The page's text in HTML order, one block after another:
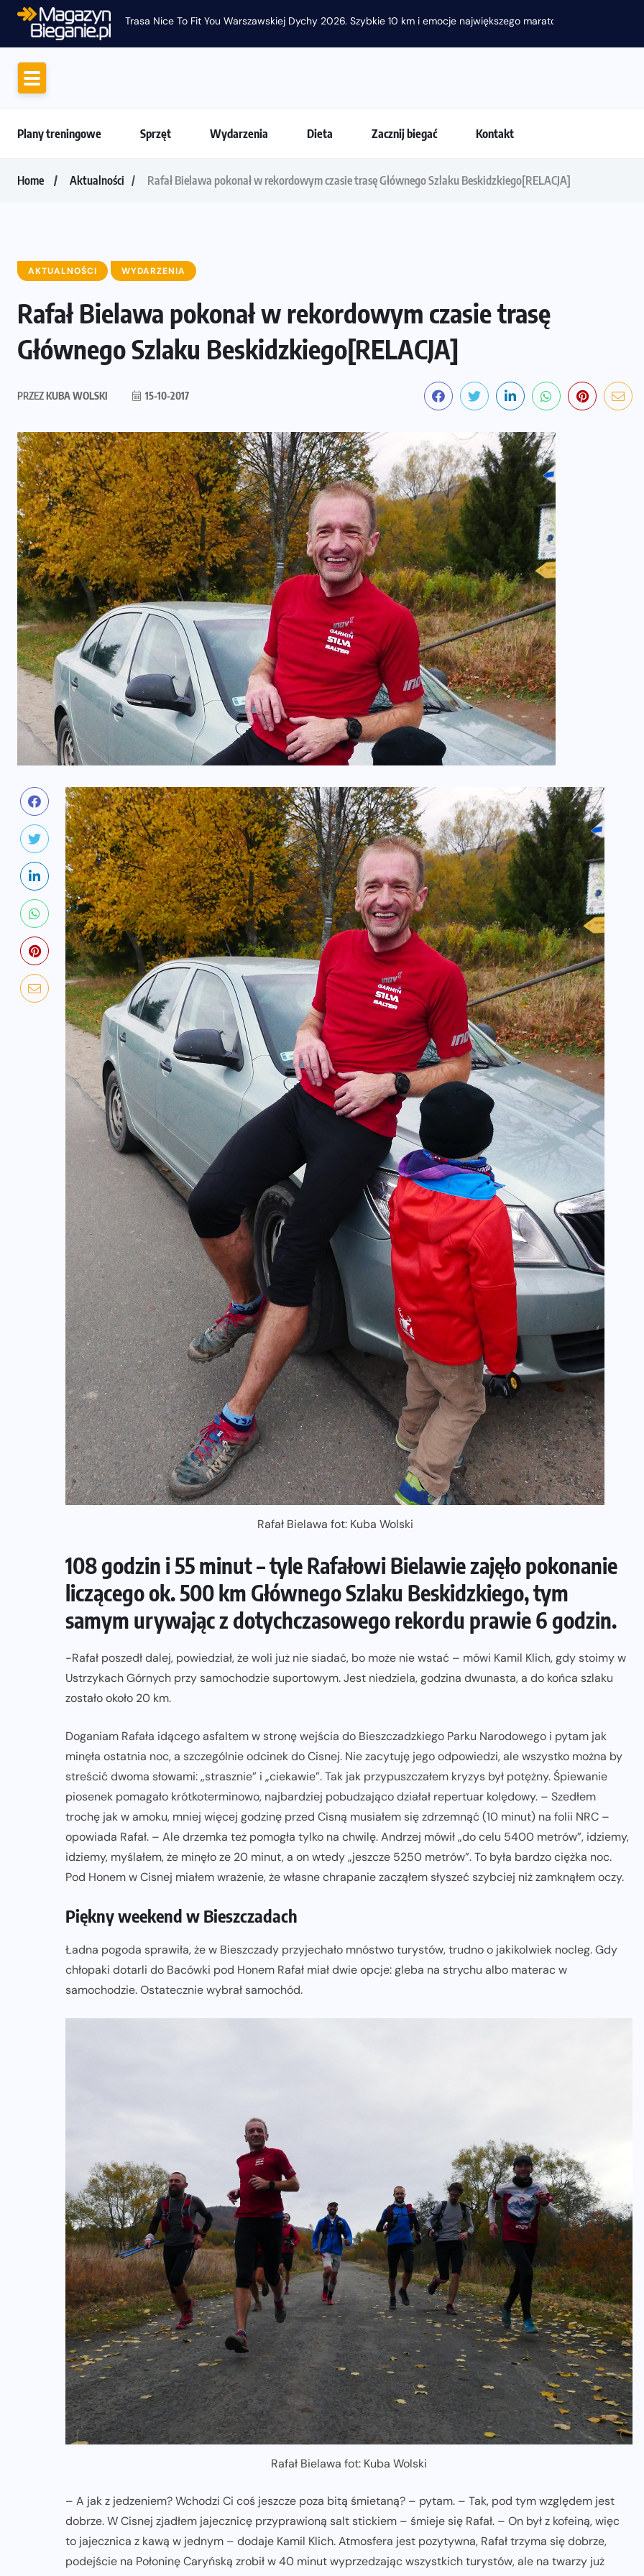
Trasa Nice To Fit You Warszawskiej Dychy 2026. Szybkie 10 km i emocje największego maratonu w...
Plany treningowe Sprzęt Wydarzenia Dieta Zacznij biegać Kontakt
Home Aktualności Rafał Bielawa pokonał w rekordowym czasie trasę Głównego Szlaku Beskidzkiego[RELACJA]
AKTUALNOŚCI WYDARZENIA
Rafał Bielawa pokonał w rekordowym czasie trasę
Głównego Szlaku Beskidzkiego[RELACJA]
PRZEZKUBA WOLSKI 15-10-2017
Rafał Bielawa fot: Kuba Wolski
108 godzin i 55 minut – tyle Rafałowi Bielawie zajęło pokonanie
liczącego ok. 500 km Głównego Szlaku Beskidzkiego, tym
samym urywając z dotychczasowego rekordu prawie 6 godzin.
-Rafał poszedł dalej, powiedział, że woli już nie siadać, bo może nie wstać – mówi Kamil Klich, gdy stoimy w
Ustrzykach Górnych przy samochodzie suportowym. Jest niedziela, godzina dwunasta, a do końca szlaku
zostało około 20 km.
Doganiam Rafała idącego asfaltem w stronę wejścia do Bieszczadzkiego Parku Narodowego i pytam jak
minęła ostatnia noc, a szczególnie odcinek do Cisnej. Nie zacytuję jego odpowiedzi, ale wszystko można by
streścić dwoma słowami: „strasznie” i „ciekawie”. Tak jak przypuszczałem kryzys był potężny. Śpiewanie
piosenek pomagało krótkoterminowo, najbardziej pobudzająco działał repertuar kolędowy. – Szedłem
trochę jak w amoku, mniej więcej godzinę przed Cisną musiałem się zdrzemnąć (10 minut) na folii NRC –
opowiada Rafał. – Ale drzemka też pomogła tylko na chwilę. Andrzej mówił „do celu 5400 metrów”, idziemy,
idziemy, myślałem, że minęło ze 20 minut, a on wtedy „jeszcze 5250 metrów”. To była bardzo ciężka noc.
Pod Honem w Cisnej miałem wrażenie, że własne chrapanie zacząłem słyszeć szybciej niż zamknąłem oczy.
Piękny weekend w Bieszczadach
Ładna pogoda sprawiła, że w Bieszczady przyjechało mnóstwo turystów, trudno o jakikolwiek nocleg. Gdy
chłopaki dotarli do Bacówki pod Honem Rafał miał dwie opcje: gleba na strychu albo materac w
samochodzie. Ostatecznie wybrał samochód.
Rafał Bielawa fot: Kuba Wolski
– A jak z jedzeniem? Wchodzi Ci coś jeszcze poza bitą śmietaną? – pytam. – Tak, pod tym względem jest
dobrze. W Cisnej zjadłem jajecznicę przyprawioną salt stickiem – śmieje się Rafał. – On był z kofeiną, więc
to jajecznica z kawą w jednym – dodaje Kamil Klich. Atmosfera jest pozytywna, Rafał trzyma się dobrze,
podejście na Połoninę Caryńską zrobił w 40 minut wyprzedzając wszystkich turystów, ale na twarzy już
NADCHODZĄCE IMPREZY WYDARZENIA
ZAPOWIEDZI IMPREZ
XV DAMAK Tarczyn Półmaraton już
13 września. Sportowe święto dla
całych rodzin
07-08-2026
NADCHODZĄCE IMPREZY
ZAPOWIEDZI IMPREZ
Trasa Nice To Fit You Warszawskiej
Dychy 2026. Szybkie 10 km i emocje
największego maratonu w Polsce
07-08-2026